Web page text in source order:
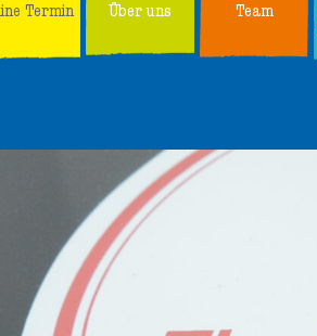
Termin Über uns Team